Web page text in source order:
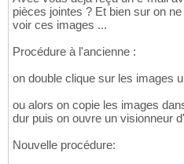
pièces jointes ? Et bien sur on
voir ces images ...
Procédure à l'ancienne :
on double clique sur les images
ou alors on copie les images
dur puis on ouvre un visionneur
Nouvelle procédure: